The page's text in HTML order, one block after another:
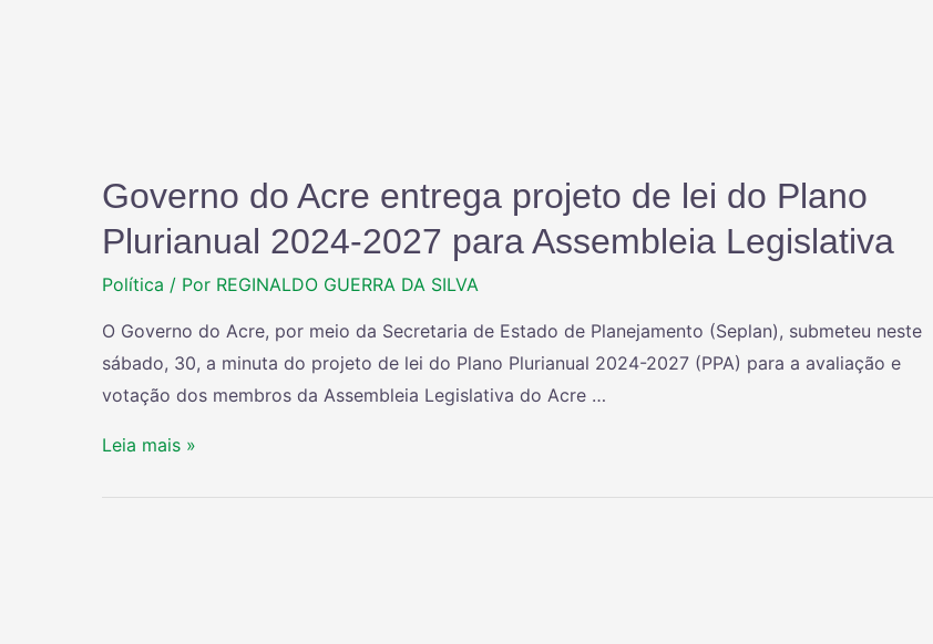
Governo do Acre entrega projeto de lei do Plano
Plurianual 2024-2027 para Assembleia Legislativa
Política / Por REGINALDO GUERRA DA SILVA
O Governo do Acre, por meio da Secretaria de Estado de Planejamento (Seplan), submeteu neste
sábado, 30, a minuta do projeto de lei do Plano Plurianual 2024-2027 (PPA) para a avaliação e
votação dos membros da Assembleia Legislativa do Acre …
Leia mais »